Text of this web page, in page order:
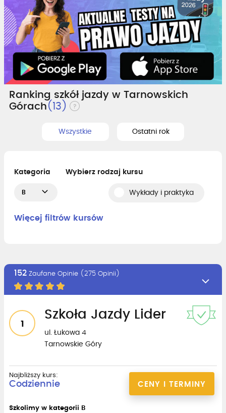
Ranking szkół jazdy w Tarnowskich
Górach (13)
Wszystkie Ostatni rok
Kategoria
B
Wybierz rodzaj kursu
Wykłady i praktyka
Więcej filtrów kursów
152 Zaufane Opinie (275 Opinii)
1
Szkoła Jazdy Lider
ul. Łukowa 4
Tarnowskie Góry
CENY I TERMINY
Najbliższy kurs:
Codziennie
Szkolimy w kategorii B